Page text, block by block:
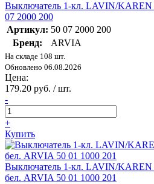
Выключатель 1-кл. LAVIN/
07 2000 200
Артикул: 50 07 2000 200
Бренд:
ARVIA
На складе 108 шт.
Обновлено 06.08.2026
Цена:
179.20 руб. / шт.
-
+
Купить
Выключатель 1-кл. LAVIN/KAREN
бел. ARVIA 50 01 1000 201